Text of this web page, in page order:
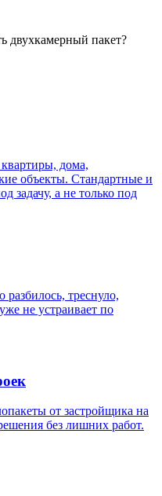
двухкамерный пакет?
дома,
объекты. Стандартные и
задачу, а не только под
треснуло,
не устраивает по
от застройщика на
без лишних работ.